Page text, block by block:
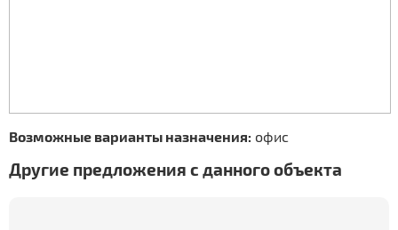
Возможные варианты назначения: офис
Другие предложения с данного объекта